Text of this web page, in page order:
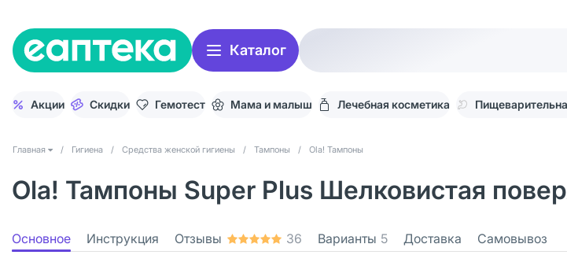
Каталог
Акции Скидки Гемотест Мама и малыш Лечебная косметика
Главная / Гигиена / Средства женской гигиены / Тампоны / Ola! Тампоны
Ola! Тампоны Super Plus Шелковистая
Основное Инструкция Отзывы 36 Варианты 5 Доставка Самовывоз